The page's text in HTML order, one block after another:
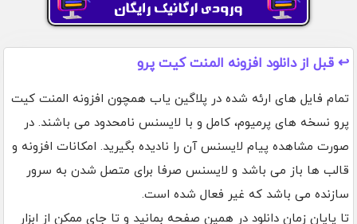
↩️ قبل از دانلود افزونه المنت کیت پرو
تمام فایل های ارئه شده در پلاگین یاب همچون افزونه المنت کیت
پرو نسخه های پرمیوم، کامل و با لایسنس نامحدود می باشند. در
صورت مشاهده پیام لایسنس آن را نادیده بگیرید. امکانات افزونه و
قالب ها باز می باشد و لایسنس صرفا برای متصل شدن به سرور
سازنده می باشد که غیر فعال شده است.
تا پایان زمان دانلود در همین صفحه بمانید و تا جای ممکن از ابزار